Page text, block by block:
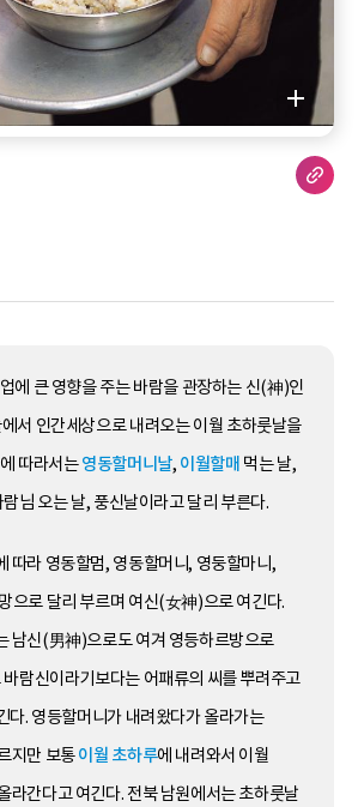
에 큰 영향을 주는 바람을 관장하는 신(神)인
에서 인간세상으로 내려오는 이월 초하룻날을
따라서는영동할머니날, 이월할매 먹는 날,
람님 오는 날, 풍신날이라고 달리 부른다.
따라 영동할멈, 영동할머니, 영둥할마니,
으로 달리 부르며 여신(女神)으로 여긴다.
남신(男神)으로도 여겨 영등하르방으로
람신이라기보다는 어패류의 씨를 뿌려주고
다. 영등할머니가 내려왔다가 올라가는
지만 보통이월 초하루에 내려와서 이월
라간다고 여긴다. 전북 남원에서는 초하룻날